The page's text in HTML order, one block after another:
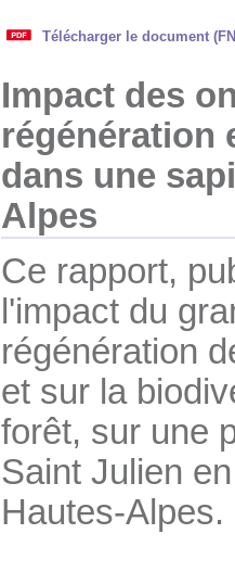
Télécharger le document
Impact des
régénération
dans une
Alpes
Ce rapport,
l'impact du
régénération
et sur la
forêt, sur une
Saint Julien
Hautes-Alpes.